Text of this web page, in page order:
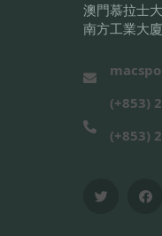
澳門慕拉士
南方工業大
(+853)
(+853)